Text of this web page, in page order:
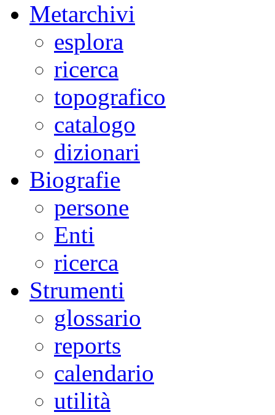
Metarchivi
esplora
ricerca
topografico
catalogo
dizionari
Biografie
persone
Enti
ricerca
Strumenti
glossario
reports
calendario
utilità